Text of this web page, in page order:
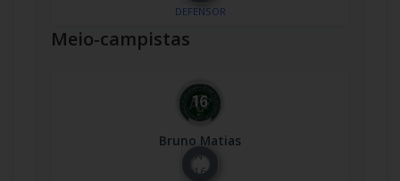
DEFENSOR
Meio-campistas
Bruno Matias
Nº
16